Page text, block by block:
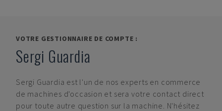
VOTRE GESTIONNAIRE DE COMPTE :
Sergi Guardia
Sergi Guardia est l'un de nos experts en commerce
de machines d'occasion et sera votre contact direct
pour toute autre question sur la machine. N'hésitez